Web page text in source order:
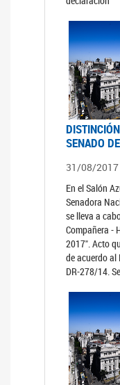
SENADO
31/08/2017
En el Salón
Senadora
se lleva a
Compañera -
2017". Acto
de acuerdo
DR-278/14.